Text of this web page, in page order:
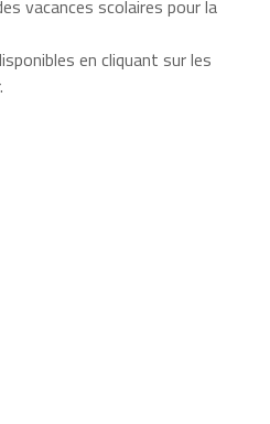
vacances scolaires pour la
en cliquant sur les